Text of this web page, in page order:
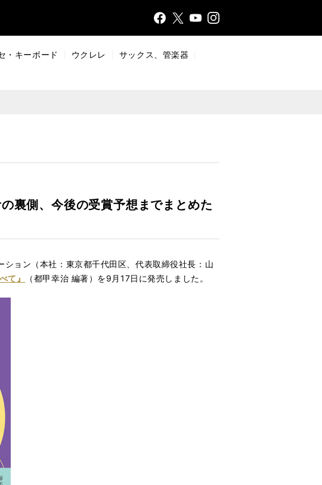
FaceX
YouTInsta
・キーボード ウクレレ
サックス、管楽器
裏側、今後の受賞予想までまとめた
ョン（本社：東京都千代田区、代表取締役社長：山
て』 （都甲幸治 編著）を9月17日に発売しました。